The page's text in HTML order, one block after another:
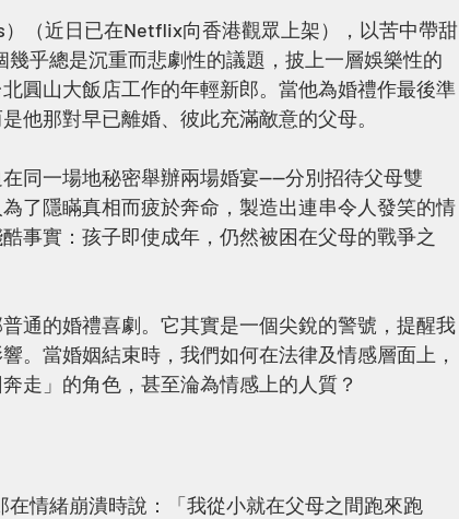
（近日已在Netflix向香港觀眾上架），以苦中帶甜
乎總是沉重而悲劇性的議題，披上一層娛樂性的
圓山大飯店工作的年輕新郎。當他為婚禮作最後準
他那對早已離婚、彼此充滿敵意的父母。
同一場地秘密舉辦兩場婚宴——分別招待父母雙
了隱瞞真相而疲於奔命，製造出連串令人發笑的情
事實：孩子即使成年，仍然被困在父母的戰爭之
通的婚禮喜劇。它其實是一個尖銳的警號，提醒我
。當婚姻結束時，我們如何在法律及情感層面上，
走」的角色，甚至淪為情感上的人質？
情緒崩潰時說：「我從小就在父母之間跑來跑